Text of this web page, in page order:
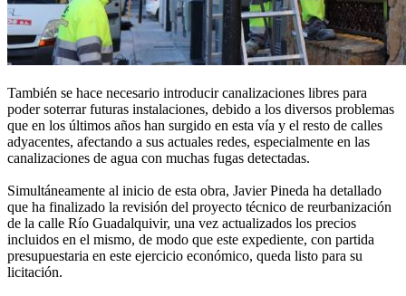
También se hace necesario introducir canalizaciones libres para
poder soterrar futuras instalaciones, debido a los diversos problemas
que en los últimos años han surgido en esta vía y el resto de calles
adyacentes, afectando a sus actuales redes, especialmente en las
canalizaciones de agua con muchas fugas detectadas.
Simultáneamente al inicio de esta obra, Javier Pineda ha detallado
que ha finalizado la revisión del proyecto técnico de reurbanización
de la calle Río Guadalquivir, una vez actualizados los precios
incluidos en el mismo, de modo que este expediente, con partida
presupuestaria en este ejercicio económico, queda listo para su
licitación.